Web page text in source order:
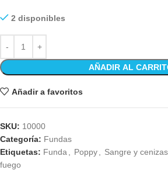
2 disponibles
AÑADIR AL
Añadir a favoritos
SKU: 10000
Categoría: Fundas
Etiquetas: Funda Poppy Sangre y cenizas
fuego